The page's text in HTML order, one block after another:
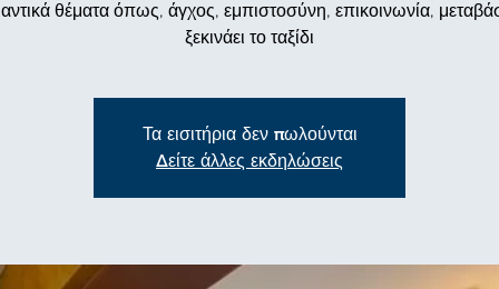
θέματα όπως, άγχος, εμπιστοσύνη, επικοινωνία,
ξεκινάει το ταξίδι
Τα εισιτήρια δεν πωλούνται
Δείτε άλλες εκδηλώσεις